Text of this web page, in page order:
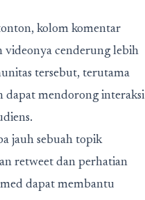
kolom komentar
videonya cenderung lebih
tersebut, terutama
dapat mendorong interaksi
jauh sebuah topik
retweet dan perhatian
dapat membantu